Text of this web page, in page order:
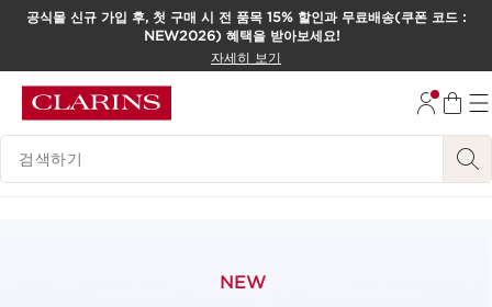
컨텐츠로 이동하기
공식몰 신규 가입 후, 첫 구매 시 전 품목 15% 할인과 무료배송(쿠폰 코드 :
NEW2026) 혜택을 받아보세요!
자세히 보기
범례 검색하기
NEW